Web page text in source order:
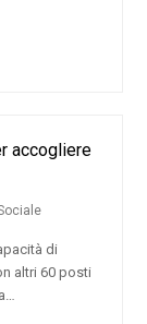
accogliere
di
altri 60 posti